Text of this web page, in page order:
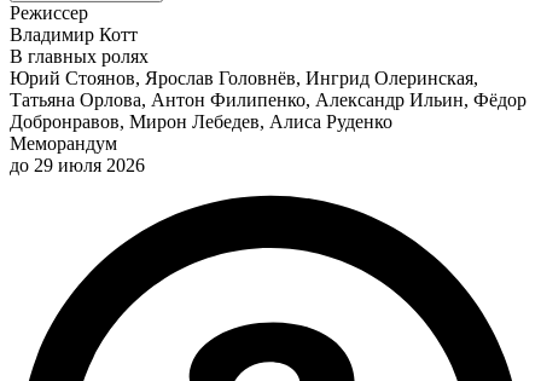
Режиссер
Владимир Котт
В главных ролях
Юрий Стоянов, Ярослав Головнёв, Ингрид Олеринская,
Татьяна Орлова, Антон Филипенко, Александр Ильин, Фёдор
Добронравов, Мирон Лебедев, Алиса Руденко
Меморандум
до 29 июля 2026